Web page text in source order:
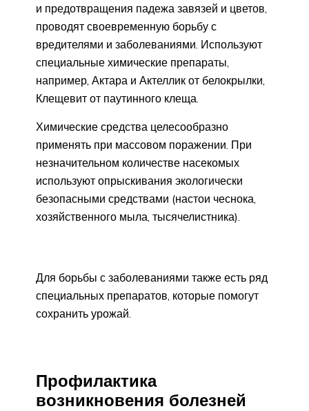
и предотвращения падежа завязей и цветов,
проводят своевременную борьбу с
вредителями и заболеваниями. Используют
специальные химические препараты,
например, Актара и Актеллик от белокрылки,
Клещевит от паутинного клеща.
Химические средства целесообразно
применять при массовом поражении. При
незначительном количестве насекомых
используют опрыскивания экологически
безопасными средствами (настои чеснока,
хозяйственного мыла, тысячелистника).
Для борьбы с заболеваниями также есть ряд
специальных препаратов, которые помогут
сохранить урожай.
Профилактика
возникновения болезней